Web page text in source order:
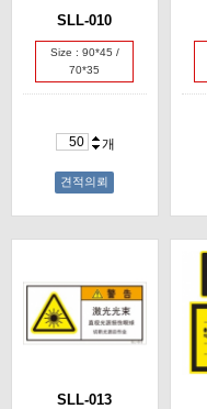
SLL-010
Size : 90*45 /
70*35
개
견적의뢰
SLL-013